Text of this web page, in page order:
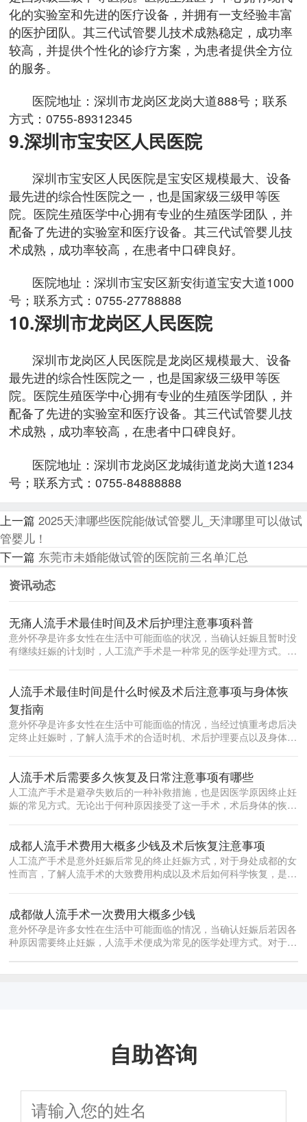
化的实验室和先进的医疗设备，并拥有一支经验丰富
的医护团队。其三代试管婴儿技术成熟稳定，成功率
较高，并提供个性化的诊疗方案，为患者提供全方位
的服务。
医院地址：深圳市龙岗区龙岗大道888号；联系
方式：0755-89312345
9.深圳市宝安区人民医院
深圳市宝安区人民医院是宝安区规模最大、设备
最先进的综合性医院之一，也是国家级三级甲等医
院。医院生殖医学中心拥有专业的生殖医学团队，并
配备了先进的实验室和医疗设备。其三代试管婴儿技
术成熟，成功率较高，在患者中口碑良好。
医院地址：深圳市宝安区新安街道宝安大道1000
号；联系方式：0755-27788888
10.深圳市龙岗区人民医院
深圳市龙岗区人民医院是龙岗区规模最大、设备
最先进的综合性医院之一，也是国家级三级甲等医
院。医院生殖医学中心拥有专业的生殖医学团队，并
配备了先进的实验室和医疗设备。其三代试管婴儿技
术成熟，成功率较高，在患者中口碑良好。
医院地址：深圳市龙岗区龙城街道龙岗大道1234
号；联系方式：0755-84888888
上一篇 2025天津哪些医院能做试管婴儿_天津哪里可以做试
管婴儿！
下一篇 东莞市未婚能做试管的医院前三名单汇总
资讯动态
无痛人流手术最佳时间及术后护理注意事项科普
意外怀孕是许多女性在生活中可能面临的状况，当确认妊娠且暂时没
有继续妊娠的计划时，人工流产手术是一种常见的医学处理方式。在
人流手术最佳时间是什么时候及术后注意事项与身体恢
复指南
意外怀孕是许多女性在生活中可能面临的情况，当经过慎重考虑后决
定终止妊娠时，了解人流手术的合适时机、术后护理要点以及身体恢
人流手术后需要多久恢复及日常注意事项有哪些
人工流产手术是避孕失败后的一种补救措施，也是因医学原因终止妊
娠的常见方式。无论出于何种原因接受了这一手术，术后身体的恢复
成都人流手术费用大概多少钱及术后恢复注意事项
人工流产手术是意外妊娠后常见的终止妊娠方式，对于身处成都的女
性而言，了解人流手术的大致费用构成以及术后如何科学恢复，是做
成都做人流手术一次费用大概多少钱
意外怀孕是许多女性在生活中可能面临的情况，当确认妊娠后若因各
种原因需要终止妊娠，人流手术便成为常见的医学处理方式。对于身
自助咨询